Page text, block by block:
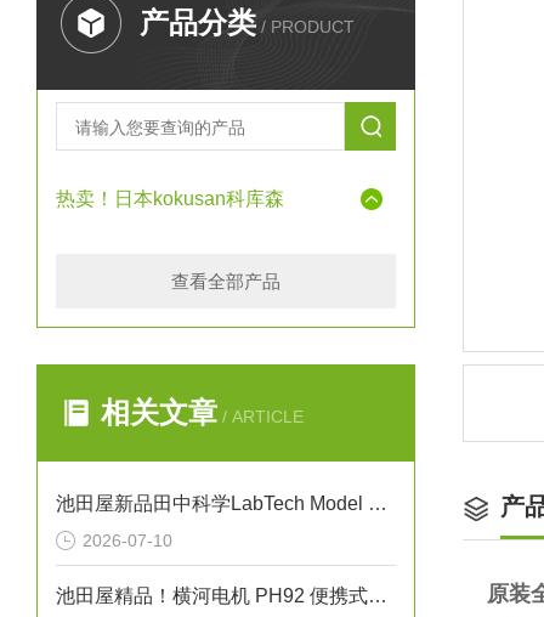
产品分类 / PRODUCT
热卖！日本kokusan科库森
查看全部产品
相关文章 / ARTICLE
池田屋新品田中科学LabTech Model 87自动熔点测试仪
2026-07-10
池田屋精品！横河电机 PH92 便携式pH/ORP计
产
原装